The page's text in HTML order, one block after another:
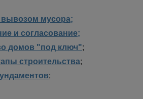
мусора;
и согласование;
домов "под ключ";
строительства;
;